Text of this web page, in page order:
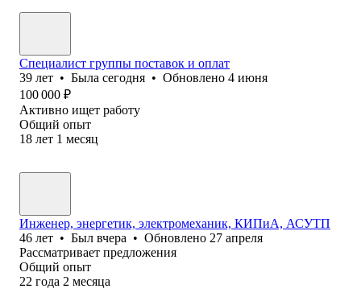
Специалист группы поставок и оплат
39 лет • Была сегодня • Обновлено 4 июня
100 000 ₽
Активно ищет работу
Общий опыт
18 лет 1 месяц
Инженер, энергетик, электромеханик, КИПиА, АСУТП
46 лет • Был вчера • Обновлено 27 апреля
Рассматривает предложения
Общий опыт
22 года 2 месяца